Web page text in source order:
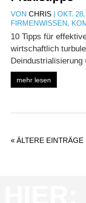
VONCHRIS |OKT.
FIRMENWISSEN,
10 Tipps für
wirtschaftlich
Deindustrialisierung
mehr lesen
« ÄLTERE EINTRÄGE